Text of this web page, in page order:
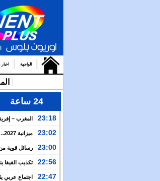
الواجهة
24 ساعة
23:18
المغرب –
نهضة القارة الإفريقية
23:02
الأولوية لبرمجة
23:00
الأوراش الملكية وتراهن
22:56
تكذيب الفيفا
الإنجاز قبل حسم نهائي
22:47
اجتماع عربي